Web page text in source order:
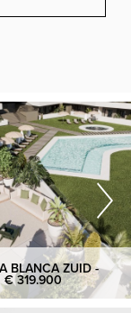
BLANCA ZUID -
€ 319.900